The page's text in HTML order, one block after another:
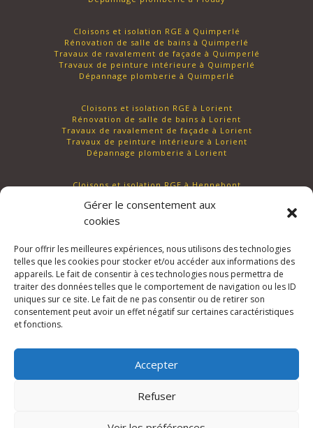
Gérer le consentement aux
cookies
Pour offrir les meilleures expériences, nous utilisons des technologies
telles que les cookies pour stocker et/ou accéder aux informations des
appareils. Le fait de consentir à ces technologies nous permettra de
traiter des données telles que le comportement de navigation ou les ID
uniques sur ce site. Le fait de ne pas consentir ou de retirer son
consentement peut avoir un effet négatif sur certaines caractéristiques
et fonctions.
Accepter
Refuser
Cloisons et isolation RGE à Quimperlé
Rénovation de salle de bains à Quimperlé
Travaux de ravalement de façade à Quimperlé
Travaux de peinture intérieure à Quimperlé
Dépannage plomberie à Quimperlé
Cloisons et isolation RGE à Lorient
Rénovation de salle de bains à Lorient
Travaux de ravalement de façade à Lorient
Travaux de peinture intérieure à Lorient
Dépannage plomberie à Lorient
Cloisons et isolation RGE à Hennebont
Travaux de ravalement de façade à Hennebont
Travaux de peinture intérieure à Hennebont